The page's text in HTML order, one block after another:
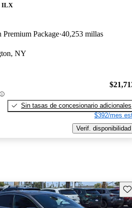
ILX
Package 40,253 millas
NY
Sin tasas de concesionario adicionales
$392/mes
Verif. disponibilidad